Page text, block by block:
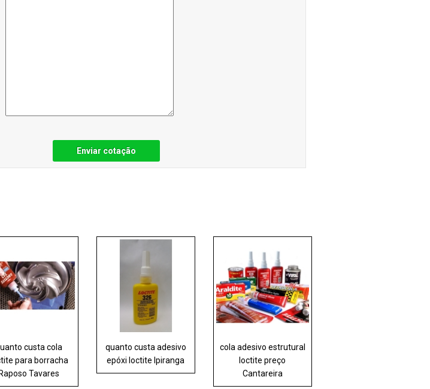
Enviar cotação
custa cola
para borracha
Raposo Tavares
quanto custa adesivo
epóxi loctite Ipiranga
cola adesivo estrutural
loctite preço
Cantareira